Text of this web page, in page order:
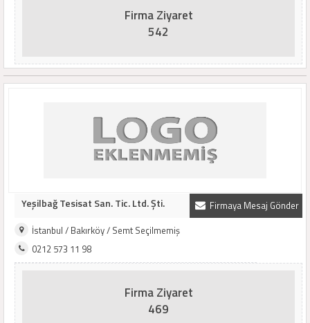
Firma Ziyaret
542
Firmaya Mesaj Gönder
Yeşilbağ Tesisat San. Tic. Ltd. Şti.
İstanbul / Bakırköy / Semt Seçilmemiş
0212 573 11 98
Firma Ziyaret
469